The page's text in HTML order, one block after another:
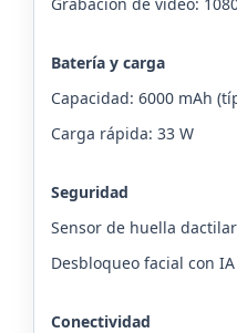
Batería y carga
Capacidad: 6000 mAh
Carga rápida: 33 W
Seguridad
Sensor de huella
Desbloqueo facial con IA
Conectividad